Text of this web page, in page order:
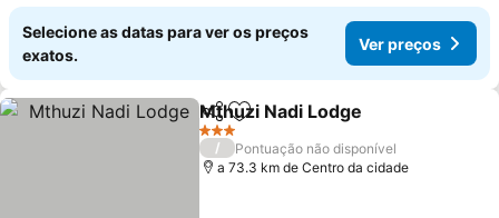
Selecione as datas para ver os preços
exatos.
Ver preços
PartilharAdicionar aos favoritos
Mthuzi Nadi Lodge
3 Estrelas
/
Pontuação não disponível
a 73.3 km de Centro da cidade